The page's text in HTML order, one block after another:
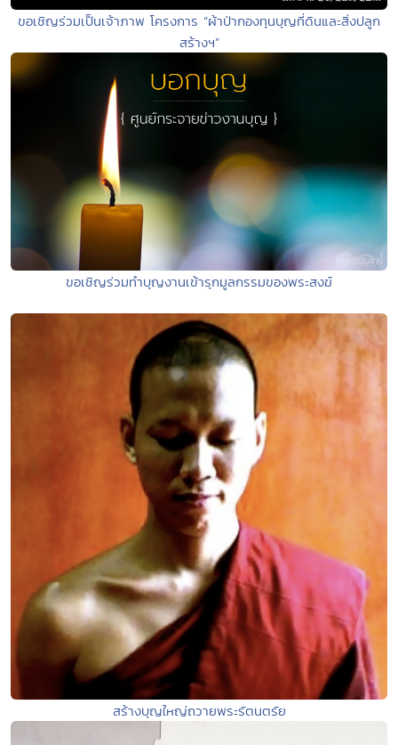
ขอเชิญร่วมเป็นเจ้าภาพ โครงการ “ผ้าป่ากองทุนบุญที่ดินและสิ่งปลูก
สร้างฯ”
ขอเชิญร่วมทำบุญงานเข้ารุกมูลกรรมของพระสงฆ์
สร้างบุญใหญ่ถวายพระรัตนตรัย